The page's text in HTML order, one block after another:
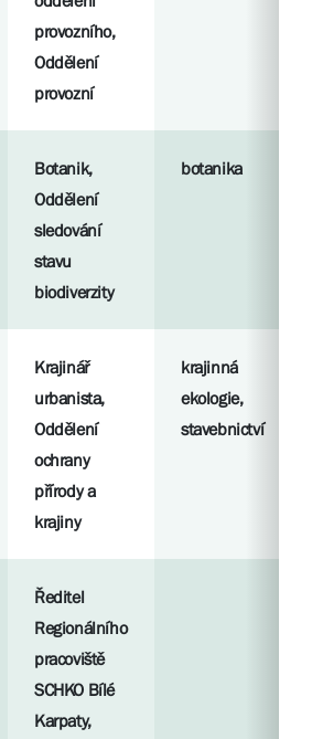
provozního,
Oddělení
provozní
Botanik,
Oddělení
sledování
stavu
biodiverzity
botanika
Krajinář
urbanista,
Oddělení
ochrany
přírody a
krajiny
krajinná
ekologie,
stavebnictví
Ředitel
Regionálního
pracoviště
SCHKO Bílé
Karpaty,